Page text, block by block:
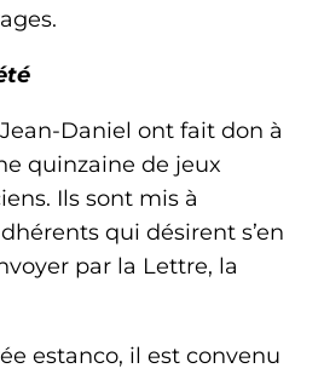
Daniel ont fait don à
quinzaine de jeux
Ils sont mis à
qui désirent s’en
par la Lettre, la
estanco, il est convenu